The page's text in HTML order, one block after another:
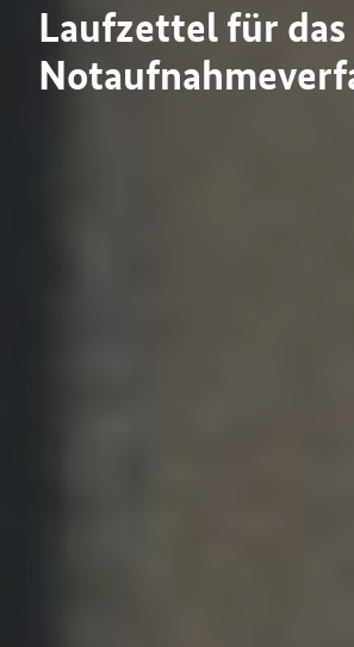
Laufzettel für das